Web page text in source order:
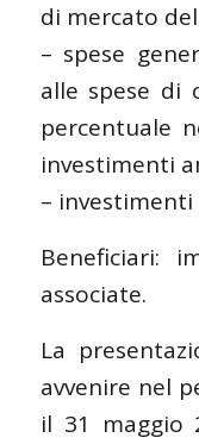
di mercato
– spese
alle spese di
percentuale
investimenti
–
Beneficiari:
associate.
La
avvenire nel
il 31 maggio